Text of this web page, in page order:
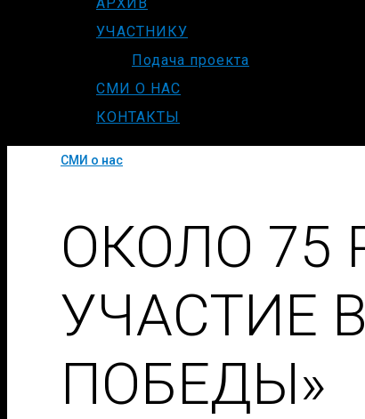
УЧАСТНИКУ
Подача проекта
СМИ О НАС
КОНТАКТЫ
СМИ о нас
ОКОЛО 75
УЧАСТИЕ
ПОБЕДЫ»